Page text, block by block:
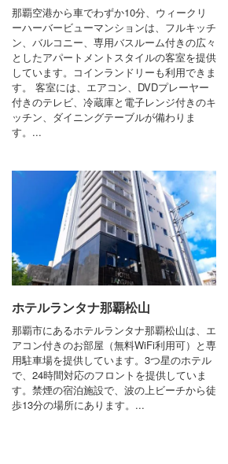
那覇空港から車でわずか10分、ウィークリ
ーハーバービューマンションは、フルキッチ
ン、バルコニー、専用バスルーム付きの広々
としたアパートメントスタイルの客室を提供
しています。コインランドリーも利用できま
す。 客室には、エアコン、DVDプレーヤー
付きのテレビ、冷蔵庫と電子レンジ付きのキ
ッチン、ダイニングテーブルが備わりま
す。...
ホテルランタナ那覇松山
那覇市にあるホテルランタナ那覇松山は、エ
アコン付きのお部屋（無料WiFi利用可）と専
用駐車場を提供しています。3つ星のホテル
で、24時間対応のフロントを提供していま
す。禁煙の宿泊施設で、波の上ビーチから徒
歩13分の場所にあります。...